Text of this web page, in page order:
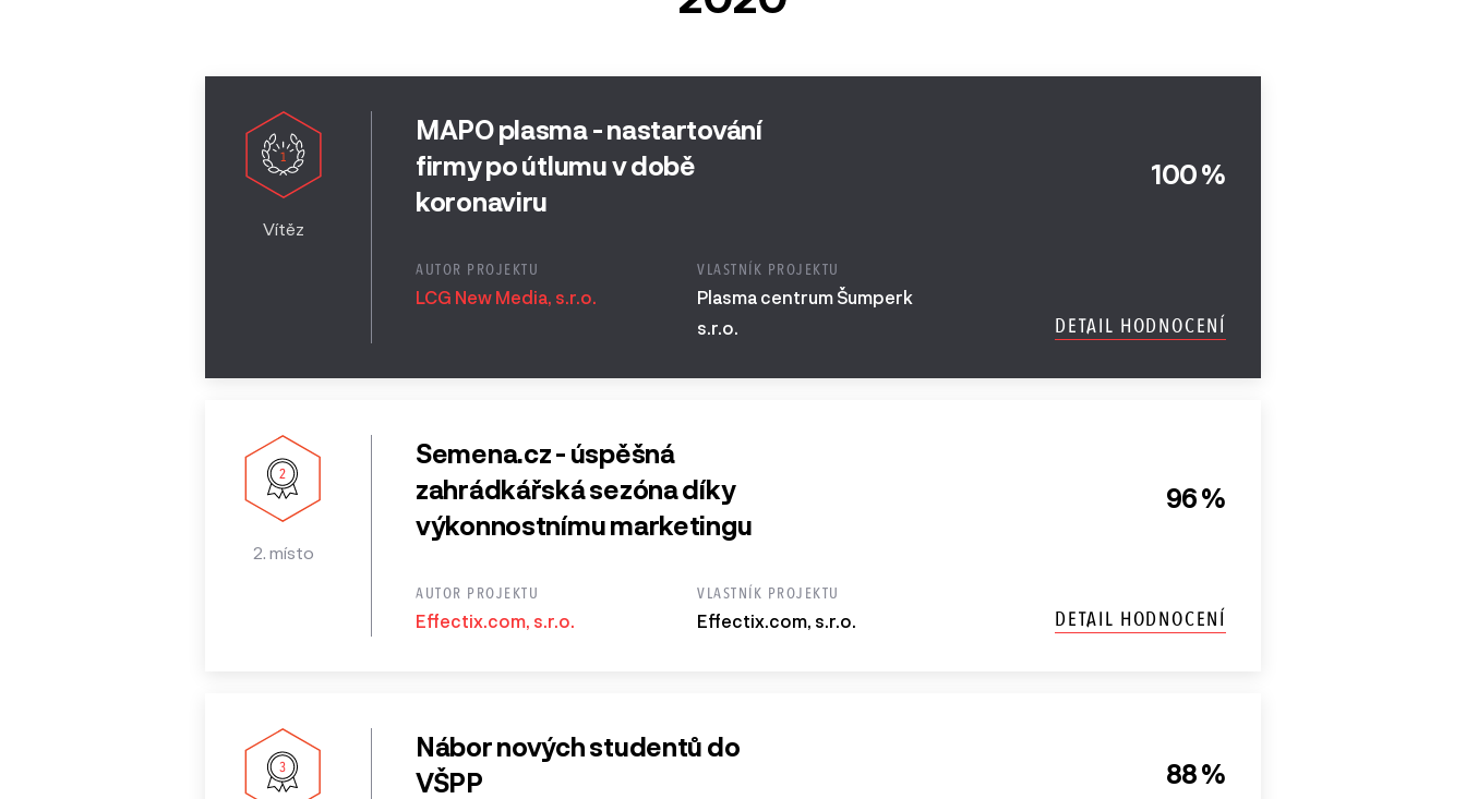
Vítěz
MAPO plasma - nastartování
firmy po útlumu v době
koronaviru
100 %
AUTOR PROJEKTU
LCG New Media, s.r.o.
VLASTNÍK PROJEKTU
Plasma centrum Šumperk
s.r.o.
DETAIL HODNOCENÍ
2. místo
Semena.cz - úspěšná
zahrádkářská sezóna díky
výkonnostnímu marketingu
96 %
AUTOR PROJEKTU
Effectix.com, s.r.o.
VLASTNÍK PROJEKTU
Effectix.com, s.r.o. DETAIL HODNOCENÍ
Nábor nových studentů do
VŠPP
88 %